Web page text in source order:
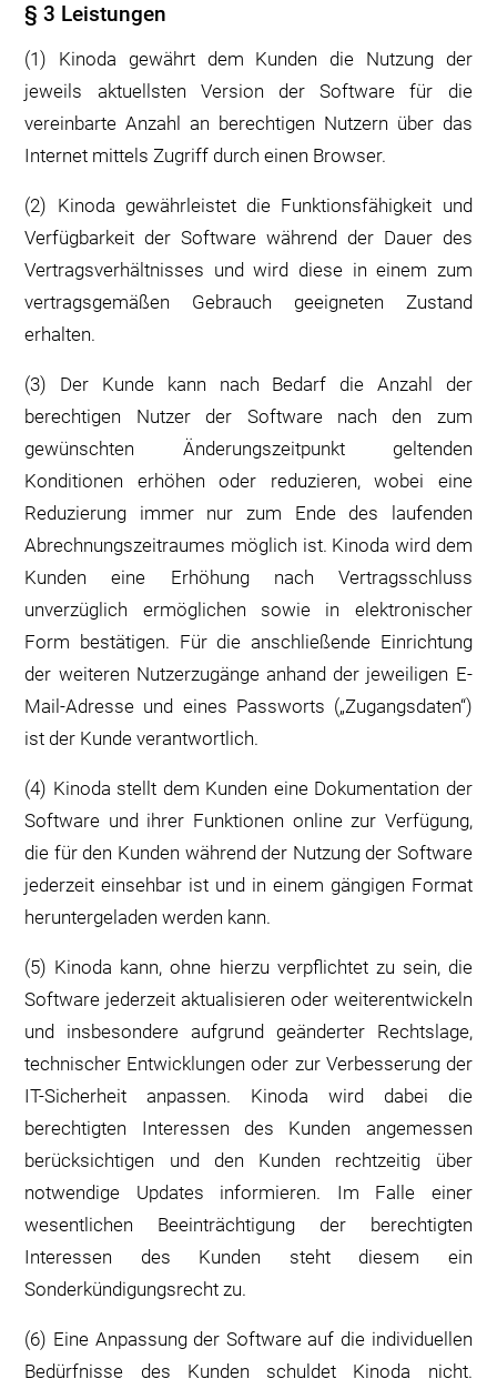
§ 3 Leistungen
(1) Kinoda gewährt dem Kunden die Nutzung der
jeweils aktuellsten Version der Software für die
vereinbarte Anzahl an berechtigen Nutzern über das
Internet mittels Zugriff durch einen Browser.
(2) Kinoda gewährleistet die Funktionsfähigkeit und
Verfügbarkeit der Software während der Dauer des
Vertragsverhältnisses und wird diese in einem zum
vertragsgemäßen Gebrauch geeigneten Zustand
erhalten.
(3) Der Kunde kann nach Bedarf die Anzahl der
berechtigen Nutzer der Software nach den zum
gewünschten Änderungszeitpunkt geltenden
Konditionen erhöhen oder reduzieren, wobei eine
Reduzierung immer nur zum Ende des laufenden
Abrechnungszeitraumes möglich ist. Kinoda wird dem
Kunden eine Erhöhung nach Vertragsschluss
unverzüglich ermöglichen sowie in elektronischer
Form bestätigen. Für die anschließende Einrichtung
der weiteren Nutzerzugänge anhand der jeweiligen E-
Mail-Adresse und eines Passworts („Zugangsdaten“)
ist der Kunde verantwortlich.
(4) Kinoda stellt dem Kunden eine Dokumentation der
Software und ihrer Funktionen online zur Verfügung,
die für den Kunden während der Nutzung der Software
jederzeit einsehbar ist und in einem gängigen Format
heruntergeladen werden kann.
(5) Kinoda kann, ohne hierzu verpflichtet zu sein, die
Software jederzeit aktualisieren oder weiterentwickeln
und insbesondere aufgrund geänderter Rechtslage,
technischer Entwicklungen oder zur Verbesserung der
IT-Sicherheit anpassen. Kinoda wird dabei die
berechtigten Interessen des Kunden angemessen
berücksichtigen und den Kunden rechtzeitig über
notwendige Updates informieren. Im Falle einer
wesentlichen Beeinträchtigung der berechtigten
Interessen des Kunden steht diesem ein
Sonderkündigungsrecht zu.
(6) Eine Anpassung der Software auf die individuellen
Bedürfnisse des Kunden schuldet Kinoda nicht.